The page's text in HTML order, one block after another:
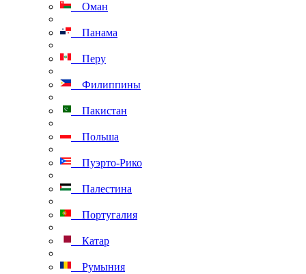
Оман
Панама
Перу
Филиппины
Пакистан
Польша
Пуэрто-Рико
Палестина
Португалия
Катар
Румыния